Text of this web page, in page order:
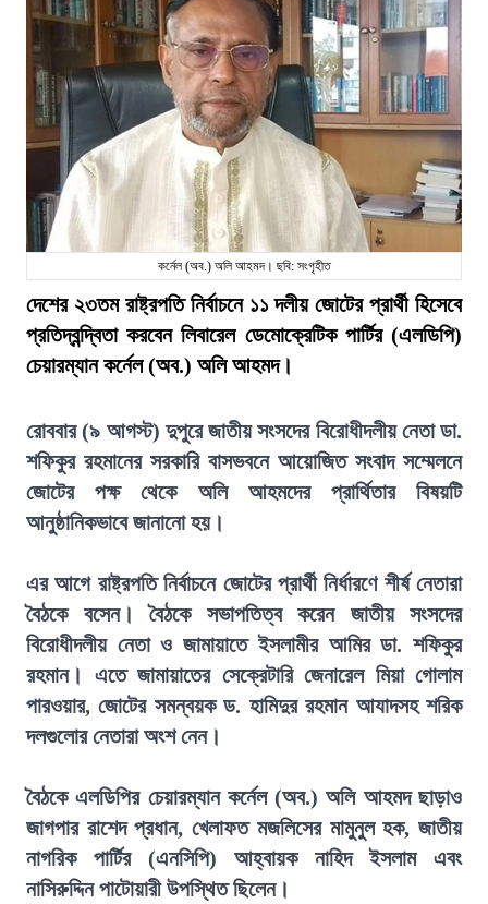
কর্নেল (অব.) অলি আহমদ। ছবি: সংগৃহীত
দেশের ২৩তম রাষ্ট্রপতি নির্বাচনে ১১ দলীয় জোটের প্রার্থী হিসেবে
প্রতিদ্বন্দ্বিতা করবেন লিবারেল ডেমোক্রেটিক পার্টির (এলডিপি)
চেয়ারম্যান কর্নেল (অব.) অলি আহমদ।
রোববার (৯ আগস্ট) দুপুরে জাতীয় সংসদের বিরোধীদলীয় নেতা ডা.
শফিকুর রহমানের সরকারি বাসভবনে আয়োজিত সংবাদ সম্মেলনে
জোটের পক্ষ থেকে অলি আহমদের প্রার্থিতার বিষয়টি
আনুষ্ঠানিকভাবে জানানো হয়।
এর আগে রাষ্ট্রপতি নির্বাচনে জোটের প্রার্থী নির্ধারণে শীর্ষ নেতারা
বৈঠকে বসেন। বৈঠকে সভাপতিত্ব করেন জাতীয় সংসদের
বিরোধীদলীয় নেতা ও জামায়াতে ইসলামীর আমির ডা. শফিকুর
রহমান। এতে জামায়াতের সেক্রেটারি জেনারেল মিয়া গোলাম
পারওয়ার, জোটের সমন্বয়ক ড. হামিদুর রহমান আযাদসহ শরিক
দলগুলোর নেতারা অংশ নেন।
বৈঠকে এলডিপির চেয়ারম্যান কর্নেল (অব.) অলি আহমদ ছাড়াও
জাগপার রাশেদ প্রধান, খেলাফত মজলিসের মামুনুল হক, জাতীয়
নাগরিক পার্টির (এনসিপি) আহ্বায়ক নাহিদ ইসলাম এবং
নাসিরুদ্দিন পাটোয়ারী উপস্থিত ছিলেন।